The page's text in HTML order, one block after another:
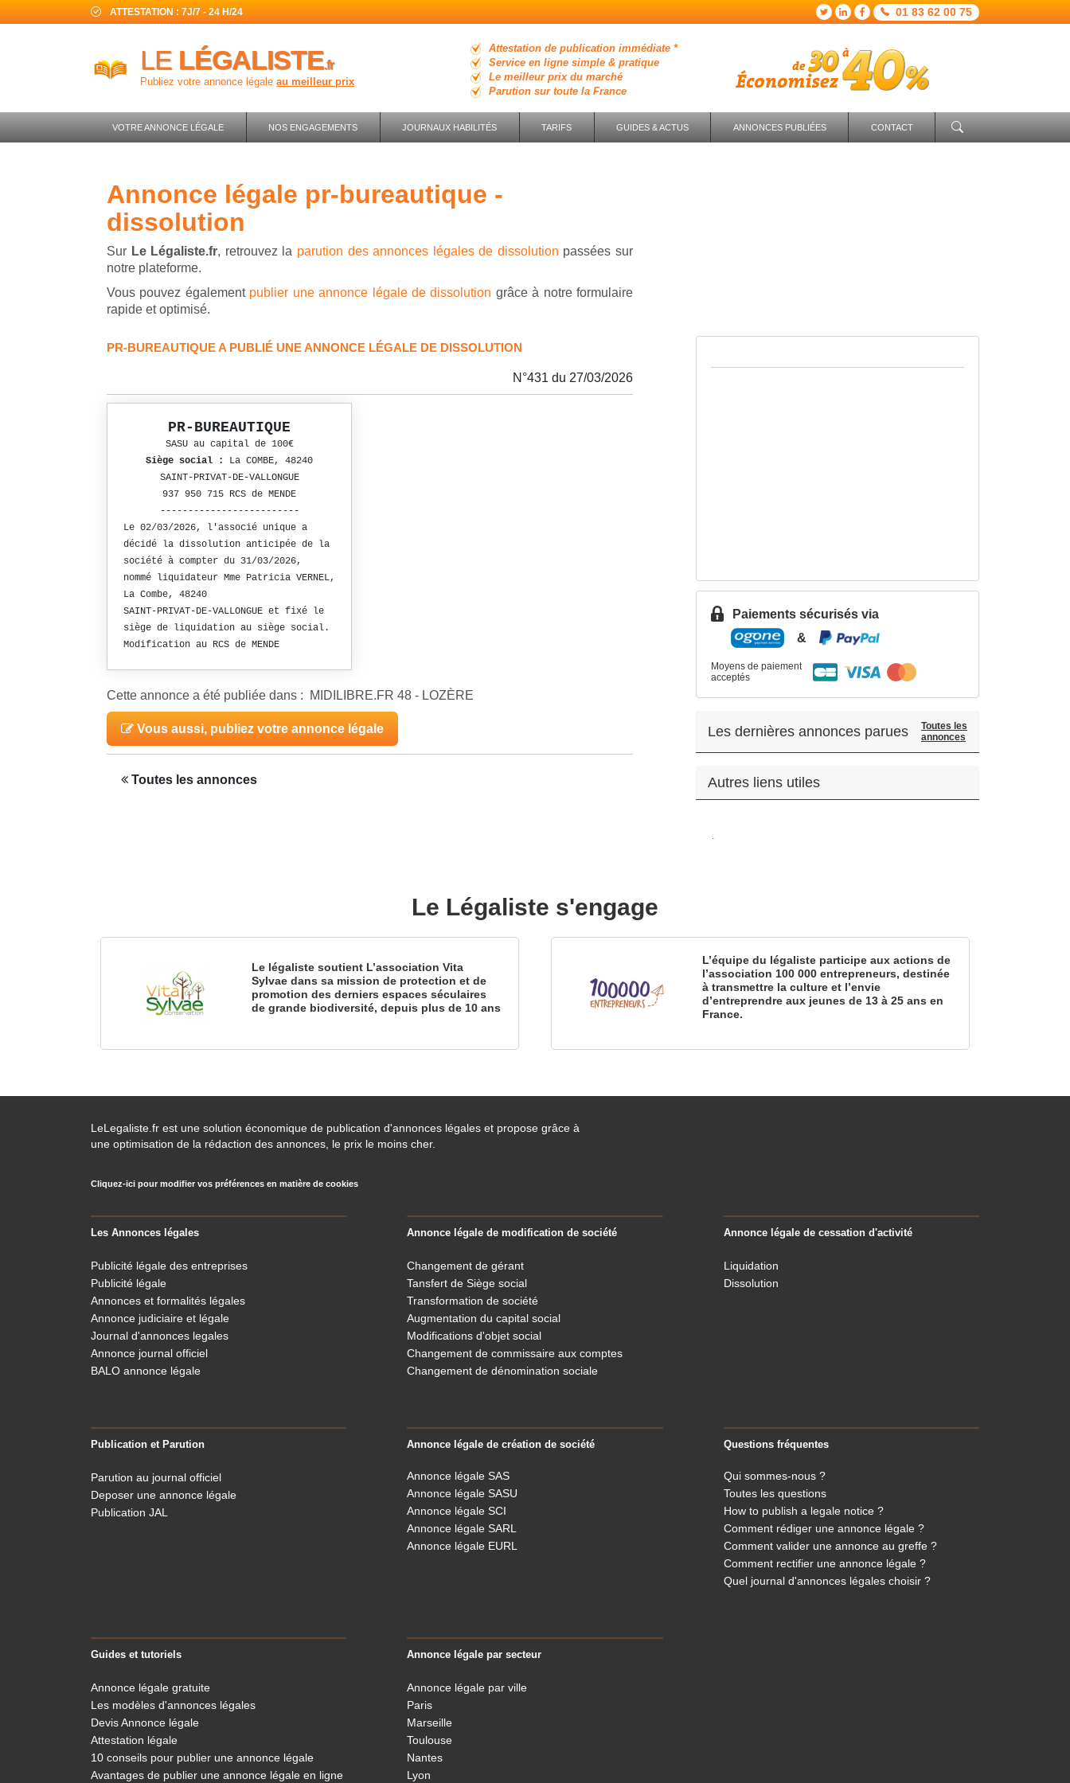
ATTESTATION : 7J/7 - 24 H/24 01 83 62 00 75
LE LÉGALISTE.fr
Publiez votre annonce légale au meilleur prix
Attestation de publication immédiate *
Service en ligne simple & pratique
Le meilleur prix du marché
Parution sur toute la France
VOTRE ANNONCE LÉGALE NOS ENGAGEMENTS JOURNAUX HABILITÉS TARIFS GUIDES & ACTUS ANNONCES PUBLIÉES CONTACT
annonce légale pr-bureautique -
dissolution
Sur Le Légaliste.fr, retrouvez la parution des annonces légales de dissolution passées sur
notre plateforme.
Vous pouvez également publier une annonce légale de dissolution grâce à notre formulaire
rapide et optimisé.
PR-BUREAUTIQUE A PUBLIÉ UNE ANNONCE LÉGALE DE DISSOLUTION
N°431 du 27/03/2026
PR-BUREAUTIQUE
SASU au capital de 100€
Siège social : La COMBE, 48240
SAINT-PRIVAT-DE-VALLONGUE
937 950 715 RCS de MENDE
-------------------------
Le 02/03/2026, l'associé unique a
décidé la dissolution anticipée de la
société à compter du 31/03/2026,
nommé liquidateur Mme Patricia VERNEL,
La Combe, 48240
SAINT-PRIVAT-DE-VALLONGUE et fixé le
siège de liquidation au siège social.
Modification au RCS de MENDE
Cette annonce a été publiée dans : MIDILIBRE.FR 48 - LOZÈRE
Vous aussi, publiez votre annonce légale
Toutes les annonces
Paiements sécurisés via
&
Moyens de paiement
acceptés
Les dernières annonces parues
Toutes les
annonces
Autres liens utiles
.
Le Légaliste s'engage
Le légaliste soutient L’association Vita
Sylvae dans sa mission de protection et de
promotion des derniers espaces séculaires
de grande biodiversité, depuis plus de 10 ans
L’équipe du légaliste participe aux actions de
l’association 100 000 entrepreneurs, destinée
à transmettre la culture et l’envie
d’entreprendre aux jeunes de 13 à 25 ans en
France.
LeLegaliste.fr est une solution économique de publication d'annonces légales et propose grâce à
une optimisation de la rédaction des annonces, le prix le moins cher.
Cliquez-ici pour modifier vos préférences en matière de cookies
Les Annonces légales
Publicité légale des entreprises
Publicité légale
Annonces et formalités légales
Annonce judiciaire et légale
Journal d'annonces legales
Annonce journal officiel
BALO annonce légale
Annonce légale de modification de société
Changement de gérant
Tansfert de Siège social
Transformation de société
Augmentation du capital social
Modifications d'objet social
Changement de commissaire aux comptes
Changement de dénomination sociale
Annonce légale de cessation d'activité
Liquidation
Dissolution
Publication et Parution
Parution au journal officiel
Deposer une annonce légale
Publication JAL
Annonce légale de création de société
Annonce légale SAS
Annonce légale SASU
Annonce légale SCI
Annonce légale SARL
Annonce légale EURL
Questions fréquentes
Qui sommes-nous ?
Toutes les questions
How to publish a legale notice ?
Comment rédiger une annonce légale ?
Comment valider une annonce au greffe ?
Comment rectifier une annonce légale ?
Quel journal d'annonces légales choisir ?
Guides et tutoriels
Annonce légale gratuite
Les modèles d'annonces légales
Devis Annonce légale
Attestation légale
10 conseils pour publier une annonce légale
Avantages de publier une annonce légale en ligne
Annonce légale par secteur
Annonce légale par ville
Paris
Marseille
Toulouse
Nantes
Lyon